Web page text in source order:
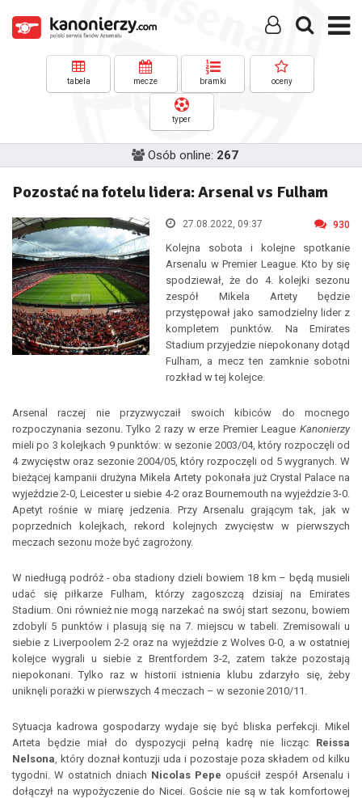
tabela mecze bramki oceny
typer
Osób online: 267
Pozostać na fotelu lidera: Arsenal vs Fulham
27.08.2022, 09:37 930
Kolejna sobota i kolejne spotkanie
Arsenalu w Premier League. Kto by się
spodziewał, że do 4. kolejki sezonu
zespół Mikela Artety będzie
przystępował jako samodzielny lider z
kompletem punktów. Na Emirates
Stadium przyjedzie niepokonany dotąd
Fulham, a mecz ten zamknie sobotni
rozkład w tej kolejce.
Arsenal raczej nie przyzwyczaił swoich kibiców do mocnego
rozpoczynania sezonu. Tylko 2 razy w erze Premier League Kanonierzy
mieli po 3 kolejkach 9 punktów: w sezonie 2003/04, który rozpoczęli od
4 zwycięstw oraz sezonie 2004/05, który rozpoczęli od 5 wygranych. W
bieżącej kampanii drużyna Mikela Artety pokonała już Crystal Palace na
wyjeździe 2-0, Leicester u siebie 4-2 oraz Bournemouth na wyjeździe 3-0.
Apetyt rośnie w miarę jedzenia. Przy Arsenalu grającym tak, jak w
poprzednich kolejkach, rekord kolejnych zwycięstw w pierwszych
meczach sezonu może być zagrożony.
W niedługą podróż - oba stadiony dzieli bowiem 18 km – będą musieli
udać się piłkarze Fulham, którzy zagoszczą dzisiaj na Emirates
Stadium. Oni również nie mogą narzekać na swój start sezonu, bowiem
zdobyli 5 punktów i plasują się na 7. miejscu w tabeli. Zremisowali u
siebie z Liverpoolem 2-2 oraz na wyjeździe z Wolves 0-0, a w ostatniej
kolejce wygrali u siebie z Brentfordem 3-2, zatem także pozostają
niepokonani. Tylko raz w historii istnienia klubu zdarzyło się, żeby
uniknęli porażki w pierwszych 4 meczach – w sezonie 2010/11.
Sytuacja kadrowa gospodarzy wydaje się być bliska perfekcji. Mikel
Arteta będzie miał do dyspozycji pełną kadrę nie licząc Reissa
Nelsona, który doznał kontuzji uda i pozostaje poza składem od kilku
tygodni. W ostatnich dniach Nicolas Pepe opuścił zespół Arsenalu i
dołączył na wypożyczenie do Nicei. Goście nie są w tak komfortowej